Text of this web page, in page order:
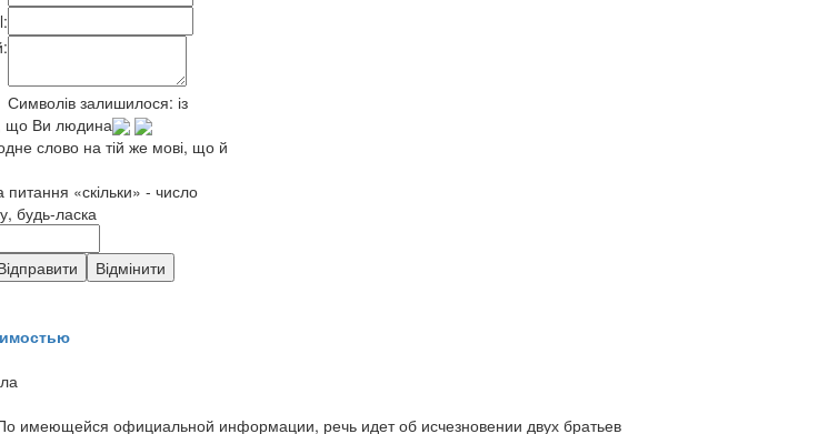
Символів залишилося: із
що Ви людина
слово на тій же мові, що й
питання «скільки» - число
будь-ласка
имеющейся официальной информации, речь идет об исчезновении двух братьев